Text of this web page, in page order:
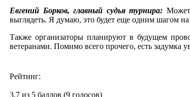
Евгений Борков, главный судья турнира: Может
выглядеть. Я думаю, это будет еще одним шагом на
Также организаторы планируют в будущем
ветеранами. Помимо всего прочего, есть задумка
Рейтинг:
3.7 из 5 баллов (9 голосов)